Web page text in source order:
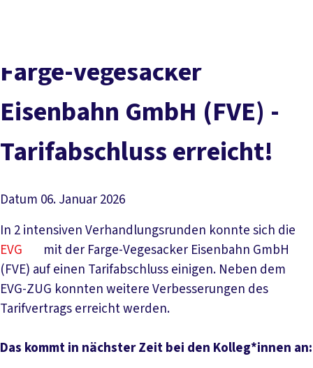
Service
Farge-Vegesacker
Eisenbahn GmbH (FVE) -
Tarifabschluss erreicht!
Datum 06. Januar 2026
In 2 intensiven Verhandlungsrunden konnte sich die
EVG
mit der Farge-Vegesacker Eisenbahn GmbH
(FVE) auf einen Tarifabschluss einigen. Neben dem
EVG-ZUG konnten weitere Verbesserungen des
Tarifvertrags erreicht werden.
Das kommt in nächster Zeit bei den Kolleg*innen an: